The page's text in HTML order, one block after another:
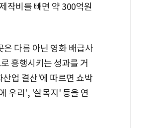
작비를 빼면 약 300억원
다름 아닌 영화 배급사
흥행시키는 성과를 거
업 결산'에 따르면 쇼박
우리', '살목지' 등을 연